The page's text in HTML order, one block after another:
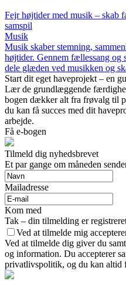
Fejr højtider med musik – skab
samspil
Musik
Musik skaber stemning,
højtider. Gennem fællessang og
dele glæden ved musikken og
Start dit eget haveprojekt – en
Lær de grundlæggende
bogen dækker alt fra frøvalg til
du kan få succes med dit
arbejde.
Få e-bogen
Tilmeld dig nyhedsbrevet
Et par gange om måneden
Mailadresse
Kom med
Tak – din tilmelding er
Ved at tilmelde mig
Ved at tilmelde dig giver du
og information. Du accepterer
privatlivspolitik, og du kan altid